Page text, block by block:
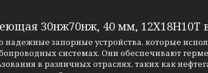
30нж70нж, 40 мм, 12Х18Н10Т
надежные запорные устройства, которые
системах. Они обеспечивают
в различных отраслях, таких как